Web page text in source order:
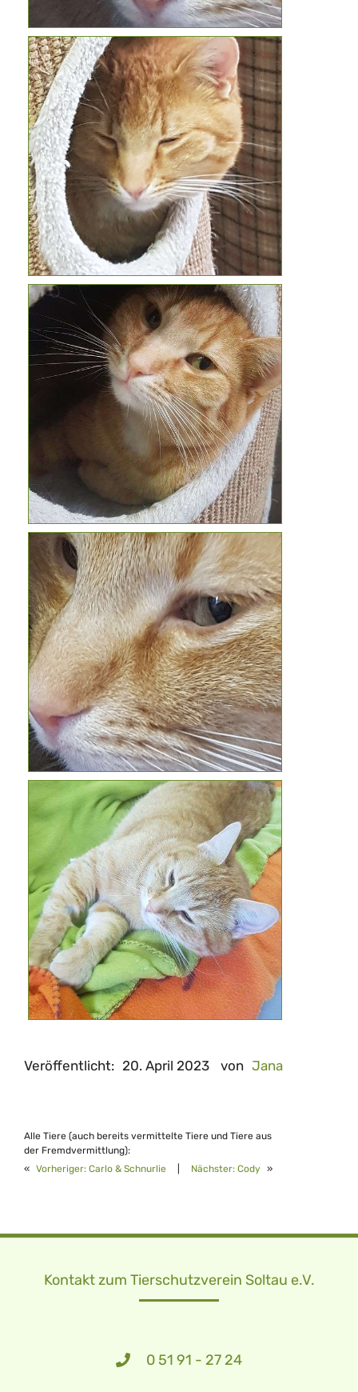
Veröffentlicht: 20. April 2023 von Jana
Alle Tiere (auch bereits vermittelte Tiere und Tiere aus
der Fremdvermittlung):
« Vorheriger: Carlo & Schnurlie Nächster: Cody »
Kontakt zum Tierschutzverein Soltau e.V.
0 51 91 - 27 24